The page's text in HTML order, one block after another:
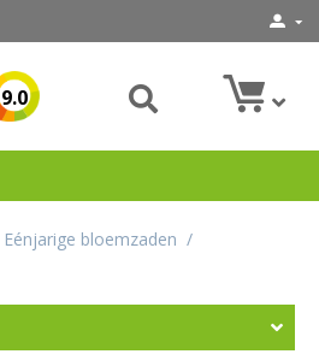
9.0
Eénjarige bloemzaden /